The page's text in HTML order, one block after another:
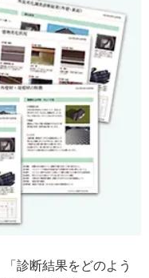
診断結果をどのよう